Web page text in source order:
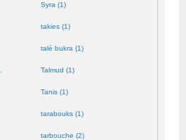
Syra (1)
takies (1)
talé bukra (1)
Talmud (1)
Tanis (1)
tarabouks (1)
tarbouche (2)